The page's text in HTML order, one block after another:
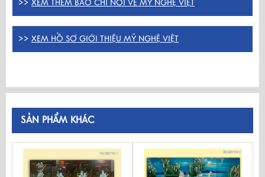
>> XEM THÊM BÁO CHÍ NÓI VỀ MỸ NGHỆ VIỆT
>> XEM HỒ SƠ GIỚI THIỆU MỸ NGHỆ VIỆT
SẢN PHẨM KHÁC